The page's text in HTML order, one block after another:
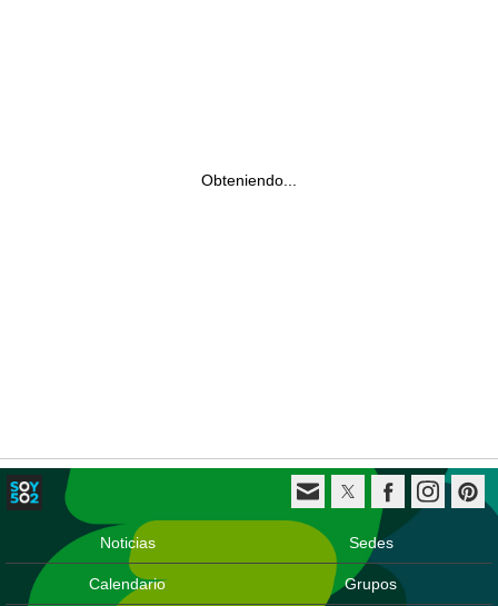
Obteniendo...
Noticias Sedes
Calendario Grupos